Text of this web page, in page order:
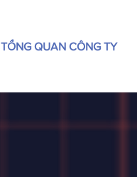
TỔNG QUAN CÔNG TY